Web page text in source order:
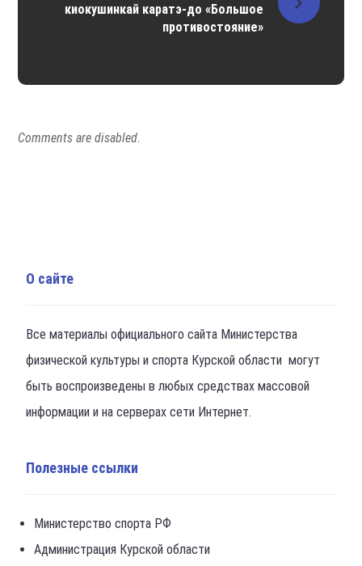
киокушинкай каратэ-до «Большое
противостояние»
Comments are disabled.
О сайте
Все материалы официального сайта Министерства
физической культуры и спорта Курской области могут
быть воспроизведены в любых средствах массовой
информации и на серверах сети Интернет.
Полезные ссылки
Министерство спорта РФ
Администрация Курской области